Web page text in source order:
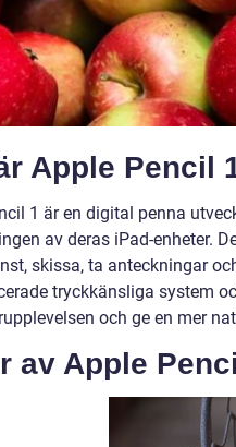
Apple Pencil
1 är en digital penna
av deras iPad-enheter.
skissa, ta anteckningar
tryckkänsliga system
och ge en mer
av Apple